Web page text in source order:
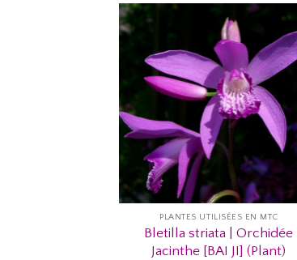
AJOUTER
À MA
LISTE
D’ENVIES...
PLANTES UTILISÉES EN MTC
Bletilla striata | Orchidée
Jacinthe [BAI JI] (Plant)